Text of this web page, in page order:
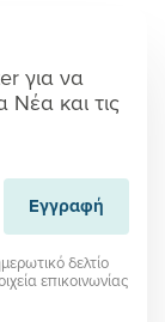
για να
Νέα και τις
Εγγραφή
δελτίο
επικοινωνίας